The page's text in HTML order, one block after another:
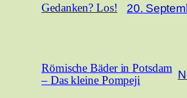
Gedanken? Los! 20.
Römische Bäder in Potsdam
– Das kleine Pompeji